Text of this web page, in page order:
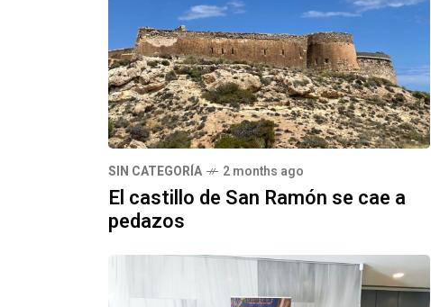
SIN CATEGORÍA 2 months ago
El castillo de San Ramón se cae a
pedazos